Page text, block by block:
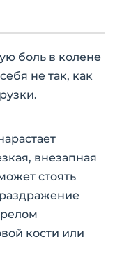
боль в колене
не так, как
внезапная
стоять
кости или